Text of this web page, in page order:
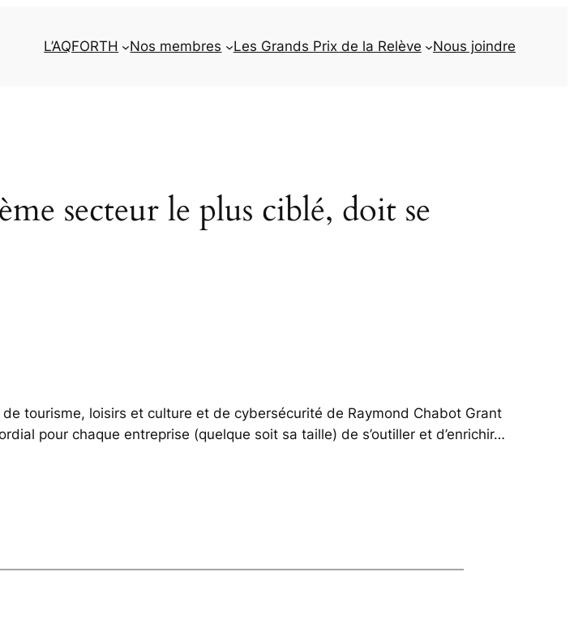
L’AQFORTH Nos membres Les Grands Prix de la Relève Nous joindre
secteur le plus ciblé, doit se
tourisme, loisirs et culture et de cybersécurité de Raymond Chabot Grant
pour chaque entreprise (quelque soit sa taille) de s’outiller et d’enrichir…